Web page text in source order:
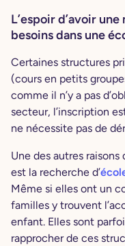
L’espoir d’avoir
besoins dans une
Certaines structures
(cours en petits
comme il n’y a pas
secteur, l’inscription
ne nécessite pas de
Une des autres
est la recherche d’
Même si elles ont un
familles y trouvent
enfant. Elles sont
rapprocher de ces